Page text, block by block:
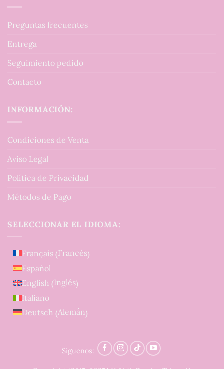
Preguntas frecuentes
Entrega
Seguimiento pedido
Contacto
INFORMACIÓN:
Condiciones de Venta
Aviso Legal
Política de Privacidad
Métodos de Pago
SELECCIONAR EL IDIOMA:
Français (Francés)
Español
English (Inglés)
Italiano
Deutsch (Alemán)
Síguenos: